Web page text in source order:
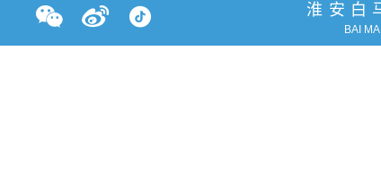
淮安白
BAI